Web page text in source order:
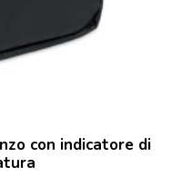
con indicatore di